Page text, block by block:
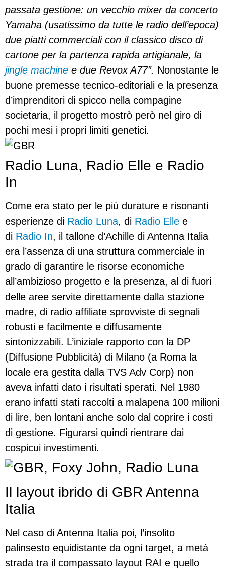
passata gestione: un vecchio mixer da concerto
Yamaha (usatissimo da tutte le radio dell’epoca)
due piatti commerciali con il classico disco di
cartone per la partenza rapida artigianale, la
jingle machine e due Revox A77″. Nonostante le
buone premesse tecnico-editoriali e la presenza
d’imprenditori di spicco nella compagine
societaria, il progetto mostrò però nel giro di
pochi mesi i propri limiti genetici.
Radio Luna, Radio Elle e Radio
In
Come era stato per le più durature e risonanti
esperienze di Radio Luna, di Radio Elle e
di Radio In, il tallone d’Achille di Antenna Italia
era l’assenza di una struttura commerciale in
grado di garantire le risorse economiche
all’ambizioso progetto e la presenza, al di fuori
delle aree servite direttamente dalla stazione
madre, di radio affiliate sprovviste di segnali
robusti e facilmente e diffusamente
sintonizzabili. L’iniziale rapporto con la DP
(Diffusione Pubblicità) di Milano (a Roma la
locale era gestita dalla TVS Adv Corp) non
aveva infatti dato i risultati sperati. Nel 1980
erano infatti stati raccolti a malapena 100 milioni
di lire, ben lontani anche solo dal coprire i costi
di gestione. Figurarsi quindi rientrare dai
cospicui investimenti.
Il layout ibrido di GBR Antenna
Italia
Nel caso di Antenna Italia poi, l’insolito
palinsesto equidistante da ogni target, a metà
strada tra il compassato layout RAI e quello